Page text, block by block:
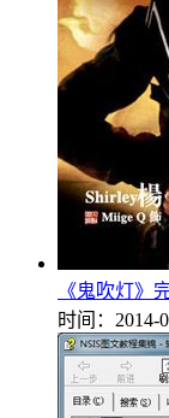
《鬼吹灯》
时间：2014-